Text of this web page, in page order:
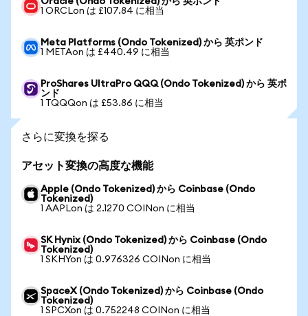
1 ORCLon は £107.84 に相当
Meta Platforms (Ondo Tokenized) から 英ポンド
1 METAon は £440.49 に相当
ProShares UltraPro QQQ (Ondo Tokenized) から 英ポ
ンド
1 TQQQon は £53.86 に相当
さらに変換を探る
アセット変換の高度な機能
Apple (Ondo Tokenized) から Coinbase (Ondo
Tokenized)
1 AAPLon は 2.1270 COINon に相当
SK Hynix (Ondo Tokenized) から Coinbase (Ondo
Tokenized)
1 SKHYon は 0.976326 COINon に相当
SpaceX (Ondo Tokenized) から Coinbase (Ondo
Tokenized)
1 SPCXon は 0.752248 COINon に相当